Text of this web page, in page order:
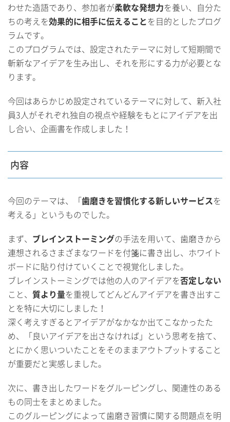
わせた造語であり、参加者が柔軟な発想力を養い、自分た
ちの考えを効果的に相手に伝えることを目的としたプログ
ラムです。
このプログラムでは、設定されたテーマに対して短期間で
斬新なアイデアを生み出し、それを形にする力が必要とな
ります。
今回はあらかじめ設定されているテーマに対して、新入社
員3人がそれぞれ独自の視点や経験をもとにアイデアを出
し合い、企画書を作成しました！
内容
今回のテーマは、「歯磨きを習慣化する新しいサービスを
考える」というものでした。
まず、 ブレインストーミングの手法を用いて、歯磨きから
連想されるさまざまなワードを付箋に書き出し、ホワイト
ボードに貼り付けていくことで視覚化しました。
ブレインストーミングでは他の人のアイデアを否定しない
こと、 質より量を重視してどんどんアイデアを書き出すこ
とを特に大切にしました！
深く考えすぎるとアイデアがなかなか出てこなかったた
め、「良いアイデアを出さなければ」という思考を捨て、
とにかく思いついたことをそのままアウトプットすること
が重要だと実感しました。
次に、書き出したワードをグルーピングし、関連性のある
もの同士をまとめました。
このグルーピングによって歯磨き習慣に関する問題点を明